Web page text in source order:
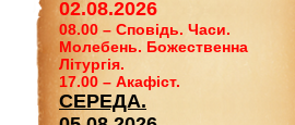
02.08.2026
08.00 – Сповідь. Часи.
Молебень. Божественна
Літургія.
17.00 – Акафіст.
СЕРЕДА.